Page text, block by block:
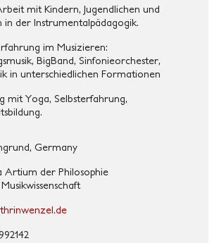
mit Kindern, Jugendlichen und
in der Instrumentalpädagogik.
im Musizieren:
BigBand, Sinfonieorchester,
in unterschiedlichen Formationen
mit Yoga, Selbsterfahrung,
Germany
Artium der Philosophie
ed.le
znewn